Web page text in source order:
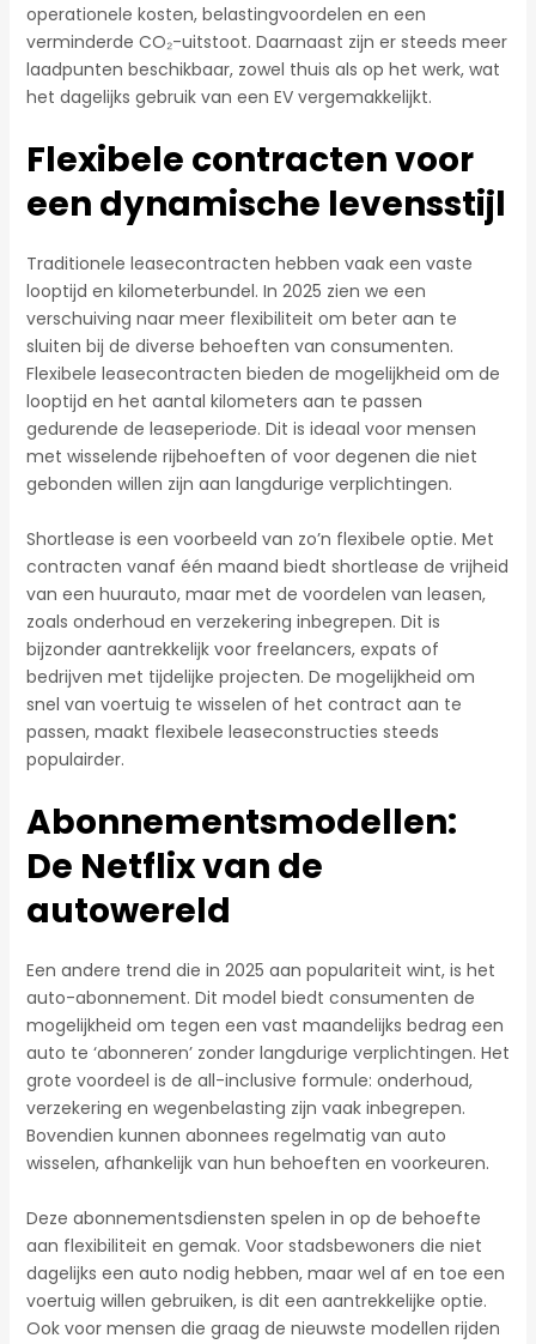
operationele kosten, belastingvoordelen en een
verminderde CO₂-uitstoot. Daarnaast zijn er steeds meer
laadpunten beschikbaar, zowel thuis als op het werk, wat
het dagelijks gebruik van een EV vergemakkelijkt.
Flexibele contracten voor
een dynamische levensstijl
Traditionele leasecontracten hebben vaak een vaste
looptijd en kilometerbundel. In 2025 zien we een
verschuiving naar meer flexibiliteit om beter aan te
sluiten bij de diverse behoeften van consumenten.
Flexibele leasecontracten bieden de mogelijkheid om de
looptijd en het aantal kilometers aan te passen
gedurende de leaseperiode. Dit is ideaal voor mensen
met wisselende rijbehoeften of voor degenen die niet
gebonden willen zijn aan langdurige verplichtingen.
Shortlease is een voorbeeld van zo’n flexibele optie. Met
contracten vanaf één maand biedt shortlease de vrijheid
van een huurauto, maar met de voordelen van leasen,
zoals onderhoud en verzekering inbegrepen. Dit is
bijzonder aantrekkelijk voor freelancers, expats of
bedrijven met tijdelijke projecten. De mogelijkheid om
snel van voertuig te wisselen of het contract aan te
passen, maakt flexibele leaseconstructies steeds
populairder.
Abonnementsmodellen:
De Netflix van de
autowereld
Een andere trend die in 2025 aan populariteit wint, is het
auto-abonnement. Dit model biedt consumenten de
mogelijkheid om tegen een vast maandelijks bedrag een
auto te ‘abonneren’ zonder langdurige verplichtingen. Het
grote voordeel is de all-inclusive formule: onderhoud,
verzekering en wegenbelasting zijn vaak inbegrepen.
Bovendien kunnen abonnees regelmatig van auto
wisselen, afhankelijk van hun behoeften en voorkeuren.
Deze abonnementsdiensten spelen in op de behoefte
aan flexibiliteit en gemak. Voor stadsbewoners die niet
dagelijks een auto nodig hebben, maar wel af en toe een
voertuig willen gebruiken, is dit een aantrekkelijke optie.
Ook voor mensen die graag de nieuwste modellen rijden